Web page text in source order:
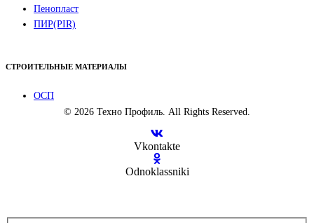
Пенопласт
ПИР(PIR)
СТРОИТЕЛЬНЫЕ МАТЕРИАЛЫ
ОСП
© 2026 Техно Профиль. All Rights Reserved.
Vkontakte
Odnoklassniki